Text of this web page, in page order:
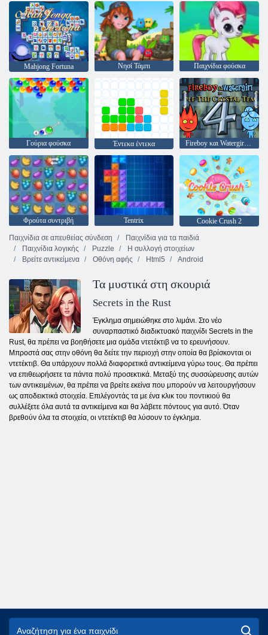
Mahjong Fortuna Νησί Τάμπι Παιχνίδια φούσκα
Γούρια φούσκα Έντεκα έντεκα Fireboy και Watergirl 4: Crystal Temple
Φρούτα συντριβή Tentrix
Cookie Crush 2
Παιχνίδια σε απευθείας σύνδεση
Παιχνίδια για τα παιδιά
Παιχνίδια λογικής
Puzzle
Η συλλογή στοιχείων
Βρείτε αντικείμενα
Οθόνη αφής Html5 Android
Τα μυστικά στη σκουριά
Secrets in the Rust
Έγκλημα σημειώθηκε στο λιμάνι. Στο νέο
συναρπαστικό διαδικτυακό παιχνίδι Secrets in the
Rust, θα πρέπει να βοηθήσετε μια ομάδα ντετέκτιβ να το ερευνήσουν.
Μπροστά σας στην οθόνη θα δείτε την περιοχή στην οποία θα βρίσκονται οι
ντετέκτιβ. Θα υπάρχουν πολλά διαφορετικά αντικείμενα γύρω τους. Θα πρέπει
να επιθεωρήσετε τα πάντα πολύ προσεκτικά. Μεταξύ της συσσώρευσης αυτών
των αντικειμένων, θα πρέπει να βρείτε εκείνα που μπορούν να λειτουργήσουν
ως αποδεικτικά στοιχεία. Επιλέγοντάς τα με ένα κλικ του ποντικιού θα
συλλέξετε όλα αυτά τα αντικείμενα και θα λάβετε πόντους για αυτό. Όταν
βρεθούν όλα τα στοιχεία, οι ντετέκτιβ θα λύσουν το έγκλημα.